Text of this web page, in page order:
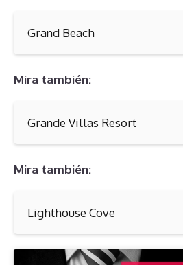
Grand Beach
Mira también:
Grande Villas Resort
Mira también:
Lighthouse Cove